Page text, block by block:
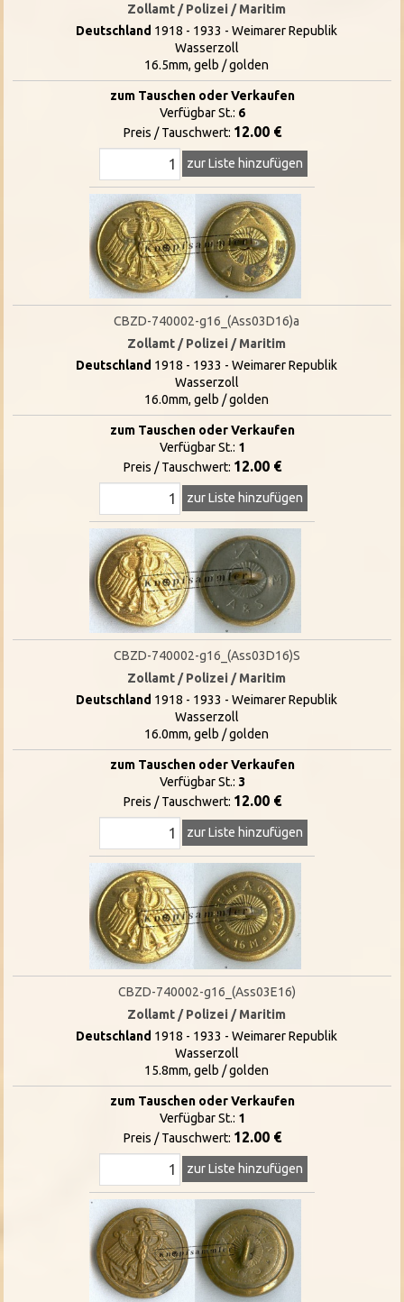
Zollamt / Polizei / Maritim
Deutschland 1918 - 1933 - Weimarer Republik
Wasserzoll
16.5mm, gelb / golden
zum Tauschen oder Verkaufen
Verfügbar St.: 6
Preis / Tauschwert: 12.00 €
zur Liste hinzufügen
CBZD-740002-g16_(Ass03D16)a
Zollamt / Polizei / Maritim
Deutschland 1918 - 1933 - Weimarer Republik
Wasserzoll
16.0mm, gelb / golden
zum Tauschen oder Verkaufen
Verfügbar St.: 1
Preis / Tauschwert: 12.00 €
zur Liste hinzufügen
CBZD-740002-g16_(Ass03D16)S
Zollamt / Polizei / Maritim
Deutschland 1918 - 1933 - Weimarer Republik
Wasserzoll
16.0mm, gelb / golden
zum Tauschen oder Verkaufen
Verfügbar St.: 3
Preis / Tauschwert: 12.00 €
zur Liste hinzufügen
CBZD-740002-g16_(Ass03E16)
Zollamt / Polizei / Maritim
Deutschland 1918 - 1933 - Weimarer Republik
Wasserzoll
15.8mm, gelb / golden
zum Tauschen oder Verkaufen
Verfügbar St.: 1
Preis / Tauschwert: 12.00 €
zur Liste hinzufügen